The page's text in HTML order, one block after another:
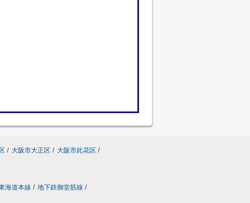
/ 大阪市大正区 / 大阪市此花区 /
海道本線 / 地下鉄御堂筋線 /